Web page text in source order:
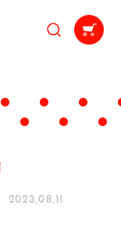
2023.08.11